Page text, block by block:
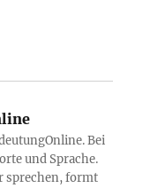
Bei
und Sprache.
sprechen, formt